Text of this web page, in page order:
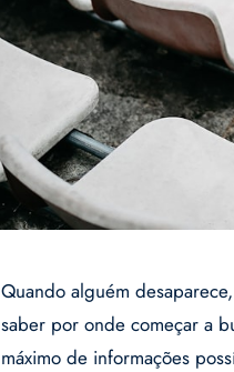
Quando alguém
saber por onde começar a
máximo de informações